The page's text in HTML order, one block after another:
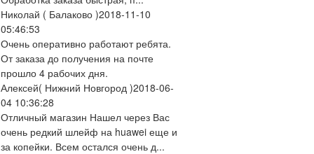
Николай ( Балаково )2018-11-10
05:46:53
Очень оперативно работают ребята.
От заказа до получения на почте
прошло 4 рабочих дня.
Алексей( Нижний Новгород )2018-06-
04 10:36:28
Отличный магазин Нашел через Вас
очень редкий шлейф на huawei еще и
за копейки. Всем остался очень д...